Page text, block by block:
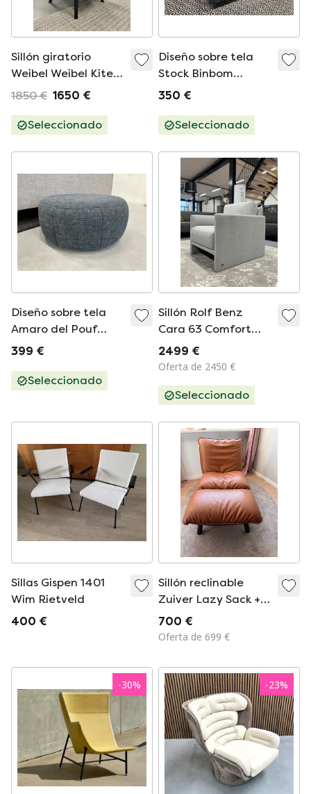
Sillón giratorio
Weibel Weibel Kite
Amarillo
1850 € 1650 €
Seleccionado
Diseño sobre tela
Stock Binbom
Amaro Azul
350 €
Seleccionado
Diseño sobre tela
Amaro del Pouf
Barrell Stock
399 €
Seleccionado
Sillón Rolf Benz
Cara 63 Comfort
Lounge plus
2499 €
Oferta de 2450 €
Seleccionado
Sillas Gispen 1401
Wim Rietveld
400 €
Sillón reclinable
Zuiver Lazy Sack +
Stocker
700 €
Oferta de 699 €
-30% -23%